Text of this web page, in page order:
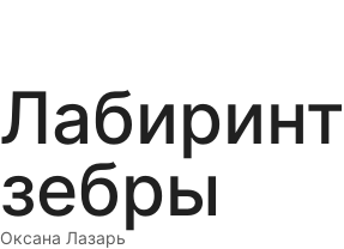
Лабиринт
зебры
Оксана Лазарь